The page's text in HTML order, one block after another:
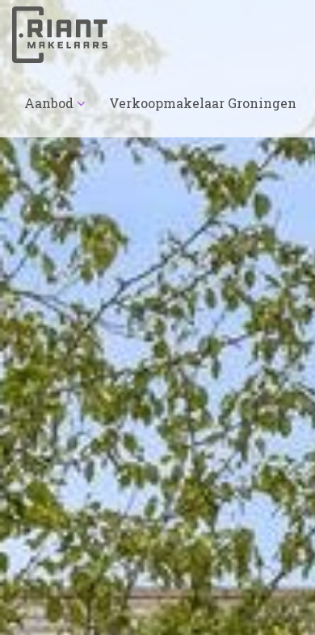
Aanbod Verkoopmakelaar Groningen